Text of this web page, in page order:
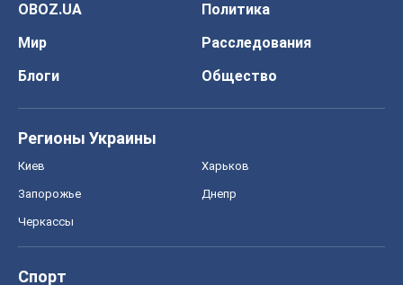
OBOZ.UA
Политика
Мир
Расследования
Блоги
Общество
Регионы Украины
Киев Харьков
Запорожье Днепр
Черкассы
Спорт